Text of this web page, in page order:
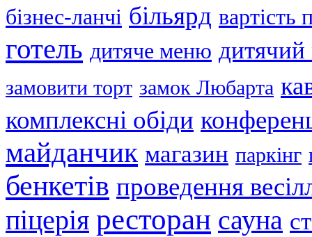
бізнес-ланчі більярд вартість
готель дитяче меню
замовити торт замок Любарта
комплексні обіди
майданчик магазин паркінг
бенкетів проведення
піцерія ресторан сауна